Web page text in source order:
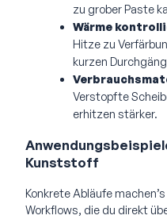
zu grober Paste
Wärme
Hitze zu
kurzen
Verstopfte
erhitzen stärker.
Kunststoff
Konkrete Abläufe
Workflows, die du direkt